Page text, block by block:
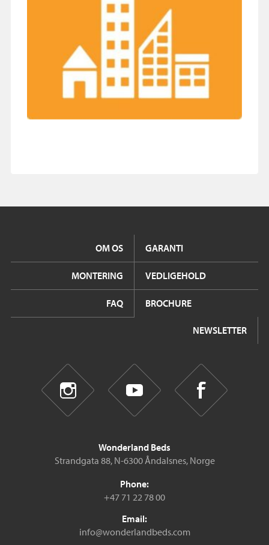
OM OS GARANTI
MONTERING VEDLIGEHOLD
FAQ BROCHURE
NEWSLETTER
Wonderland Beds
Strandgata 88, N-6300 Åndalsnes, Norge
Phone:
+47 71 22 78 00
Email:
info@wonderlandbeds.com